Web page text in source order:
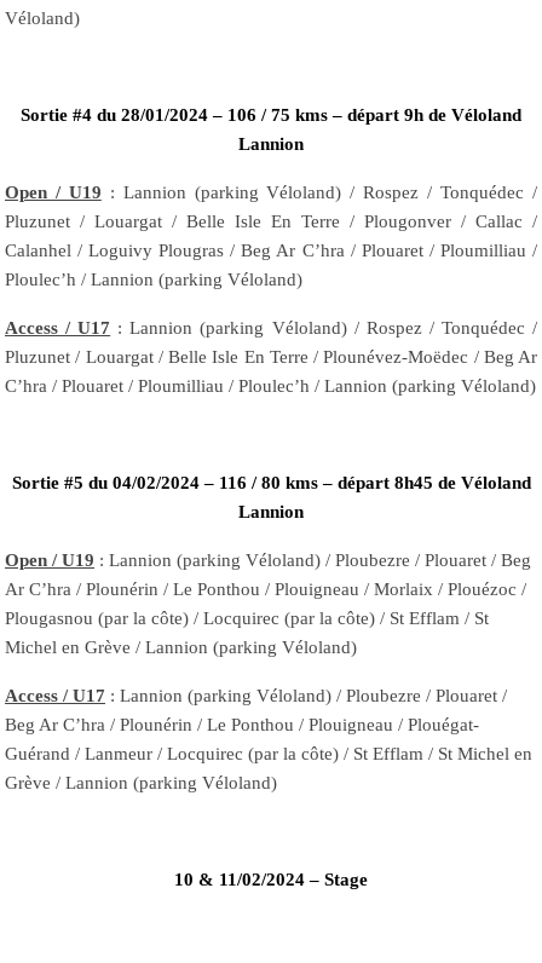
Véloland)
Sortie #4 du 28/01/2024 – 106 / 75 kms – départ 9h de Véloland
Lannion
Open / U19 : Lannion (parking Véloland) / Rospez / Tonquédec /
Pluzunet / Louargat / Belle Isle En Terre / Plougonver / Callac /
Calanhel / Loguivy Plougras / Beg Ar C’hra / Plouaret / Ploumilliau /
Ploulec’h / Lannion (parking Véloland)
Access / U17 : Lannion (parking Véloland) / Rospez / Tonquédec /
Pluzunet / Louargat / Belle Isle En Terre / Plounévez-Moëdec / Beg Ar
C’hra / Plouaret / Ploumilliau / Ploulec’h / Lannion (parking Véloland)
Sortie #5 du 04/02/2024 – 116 / 80 kms – départ 8h45 de Véloland
Lannion
Open / U19 : Lannion (parking Véloland) / Ploubezre / Plouaret / Beg
Ar C’hra / Plounérin / Le Ponthou / Plouigneau / Morlaix / Plouézoc /
Plougasnou (par la côte) / Locquirec (par la côte) / St Efflam / St
Michel en Grève / Lannion (parking Véloland)
Access / U17 : Lannion (parking Véloland) / Ploubezre / Plouaret /
Beg Ar C’hra / Plounérin / Le Ponthou / Plouigneau / Plouégat-
Guérand / Lanmeur / Locquirec (par la côte) / St Efflam / St Michel en
Grève / Lannion (parking Véloland)
10 & 11/02/2024 – Stage